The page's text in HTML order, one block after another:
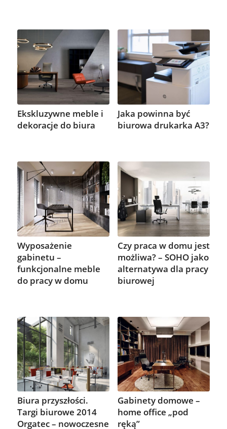
Ekskluzywne meble i
dekoracje do biura
Jaka powinna być
biurowa drukarka A3?
Wyposażenie
gabinetu –
funkcjonalne meble
do pracy w domu
Czy praca w domu jest
możliwa? – SOHO jako
alternatywa dla pracy
biurowej
Biura przyszłości.
Targi biurowe 2014
Orgatec – nowoczesne
Gabinety domowe –
home office „pod
ręką”